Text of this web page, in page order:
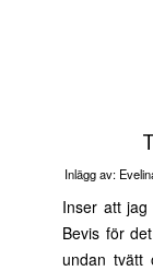
Inlägg av:
Inser att
Bevis för
undan tvätt